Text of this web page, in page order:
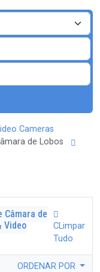
Cameras
de Lobos
Câmara de
Video
CLimpar
Tudo
ORDENAR POR